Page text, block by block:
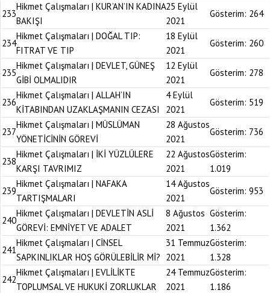
233
Hikmet Çalışmaları | KUR’AN’IN KADINA
BAKIŞI
25 Eylül
2021
Gösterim: 264
234
Hikmet Çalışmaları | DOĞAL TIP:
FITRAT VE TIP
18 Eylül
2021
Gösterim: 260
235
Hikmet Çalışmaları | DEVLET, GÜNEŞ
GİBİ OLMALIDIR
12 Eylül
2021
Gösterim: 278
236
Hikmet Çalışmaları | ALLAH’IN
KİTABINDAN UZAKLAŞMANIN CEZASI
4 Eylül
2021
Gösterim: 519
237
Hikmet Çalışmaları | MÜSLÜMAN
YÖNETİCİNİN GÖREVİ
28 Ağustos
2021
Gösterim: 736
238
Hikmet Çalışmaları | İKİ YÜZLÜLERE
KARŞI TAVRIMIZ
22 Ağustos
2021
Gösterim:
1.019
239
Hikmet Çalışmaları | NAFAKA
TARTIŞMALARI
14 Ağustos
2021
Gösterim: 953
240
Hikmet Çalışmaları | DEVLETİN ASLİ
GÖREVİ: EMNİYET VE ADALET
8 Ağustos
2021
Gösterim:
1.362
241
Hikmet Çalışmaları | CİNSEL
SAPKINLIKLAR HOŞ GÖRÜLEBİLİR Mİ?
31 Temmuz
2021
Gösterim:
1.328
242
Hikmet Çalışmaları | EVLİLİKTE
TOPLUMSAL VE HUKUKİ ZORLUKLAR
24 Temmuz
2021
Gösterim:
1.186